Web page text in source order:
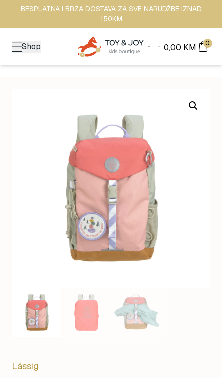
BESPLATNA I BRZA DOSTAVA ZA SVE NARUDŽBE IZNAD
150KM
Shop 0,00 KM 0
Lässig